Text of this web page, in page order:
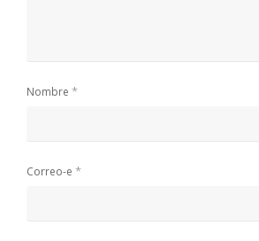
Nombre *
Correo-e *